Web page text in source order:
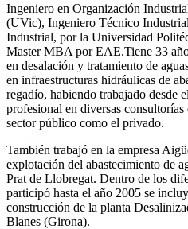
Ingeniero en Organización
(UVic), Ingeniero Técnico
Industrial, por la Universidad
Master MBA por EAE.Tiene 33
en desalación y tratamiento de
en infraestructuras hidráulicas de
regadío, habiendo trabajado desde
profesional en diversas
sector público como el privado.
También trabajó en la empresa
explotación del abastecimiento de
Prat de Llobregat. Dentro de los
participó hasta el año 2005 se
construcción de la planta
Blanes (Girona).